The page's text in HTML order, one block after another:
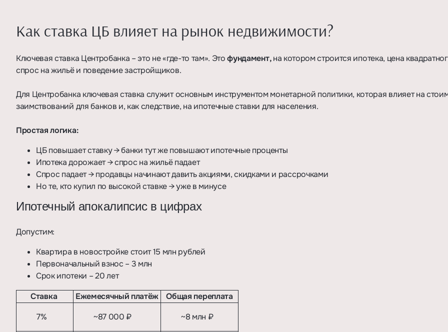
Как ставка ЦБ влияет на рынок недвижимости?
Ключевая ставка Центробанка – это не «где-то там». Этофундамент,на котором строится ипотека, цена
спрос на жильё и поведение застройщиков.
Для Центробанка ключевая ставка служит основным инструментом монетарной политики, которая влияет на
заимствований для банков и, как следствие, на ипотечные ставки для населения.
Простая логика:
ЦБ повышает ставку → банки тут же повышают ипотечные проценты
Ипотека дорожает → спрос на жильё падает
Спрос падает → продавцы начинают давить акциями, скидками и рассрочками
Но те, кто купил по высокой ставке → уже в минусе
Ипотечный апокалипсис в цифрах
Допустим:
Квартира в новостройке стоит 15 млн рублей
Первоначальный взнос – 3 млн
Срок ипотеки – 20 лет
Ставка
Ежемесячный платёж
Общая переплата
7%
~87 000 ₽ ~8 млн ₽